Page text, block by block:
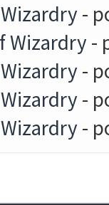
-
Wizardry -
-
-
-